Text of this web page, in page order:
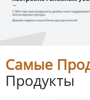
Самые
Продукты